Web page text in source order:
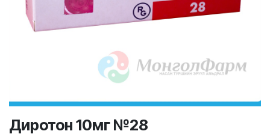
Диротон 10мг №28